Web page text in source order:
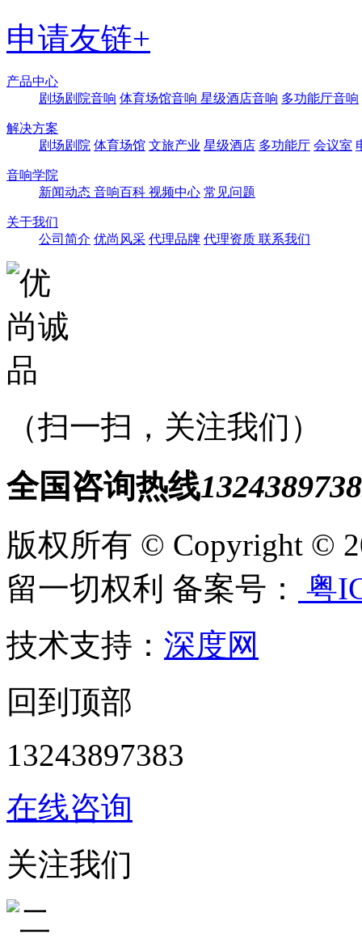
申请友链+
产品中心
剧场剧院音响 体育场馆音响 星级酒店音响 多功能厅音响
解决方案
剧场剧院 体育场馆 文旅产业 星级酒店 多功能厅 会议室
音响学院
新闻动态 音响百科 视频中心 常见问题
关于我们
公司简介 优尚风采 代理品牌 代理资质 联系我们
（扫一扫，关注我们）
全国咨询热线
版权所有 © Copyright ©
留一切权利 备案号：
粤
技术支持： 深度网
回到顶部
13243897383
在线咨询
关注我们